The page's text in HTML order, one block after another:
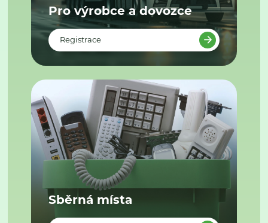
Pro výrobce a dovozce
Registrace
Sběrná místa